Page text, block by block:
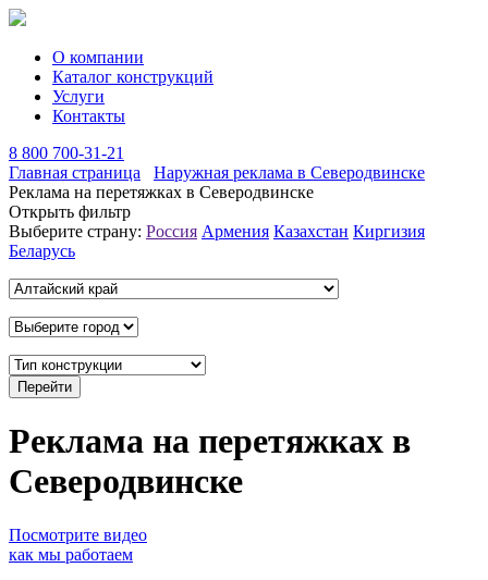
О компании
Каталог конструкций
Услуги
Контакты
8 800 700-31-21
Главная страница
Наружная реклама в Северодвинске
Реклама на перетяжках в Северодвинске
Открыть фильтр
Выберите страну: Россия Армения Казахстан Киргизия
Беларусь
Реклама на перетяжках в
Северодвинске
Посмотрите видео
как мы работаем